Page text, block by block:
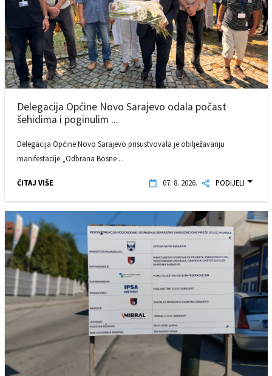
Delegacija Općine Novo Sarajevo odala počast
šehidima i poginulim ...
Delegacija Općine Novo Sarajevo prisustvovala je obilježavanju
manifestacije „Odbrana Bosne ...
ČITAJ VIŠE 07. 8. 2026. PODIJELI